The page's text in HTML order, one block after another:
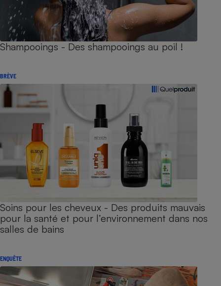
Shampooings - Des shampooings au poil !
BRÈVE
Soins pour les cheveux - Des produits mauvais
pour la santé et pour l’environnement dans nos
salles de bains
ENQUÊTE